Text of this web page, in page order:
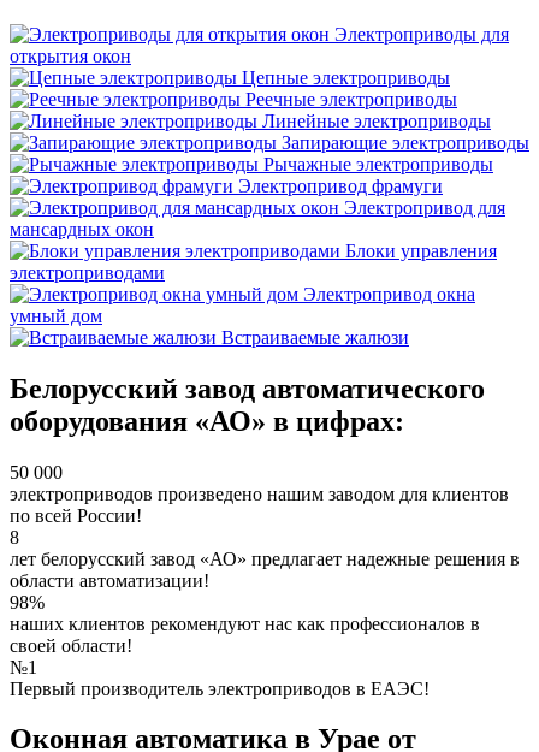
Электроприводы для
открытия окон
Цепные электроприводы
Реечные электроприводы
Линейные электроприводы
Запирающие электроприводы
Рычажные электроприводы
Электропривод фрамуги
Электропривод для
мансардных окон
Блоки управления
электроприводами
Электропривод окна
умный дом
Встраиваемые жалюзи
Белорусский завод автоматического
оборудования «АО» в цифрах:
50 000
электроприводов произведено нашим заводом для клиентов
по всей России!
8
лет белорусский завод «АО» предлагает надежные решения в
области автоматизации!
98%
наших клиентов рекомендуют нас как профессионалов в
своей области!
№1
Первый производитель электроприводов в ЕАЭС!
Оконная автоматика в Урае от